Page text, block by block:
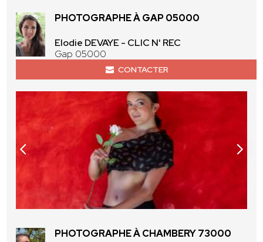
PHOTOGRAPHE À GAP 05000
Elodie DEVAYE - CLIC N' REC
Gap 05000
CONTACTER
PHOTOGRAPHE À CHAMBERY 73000